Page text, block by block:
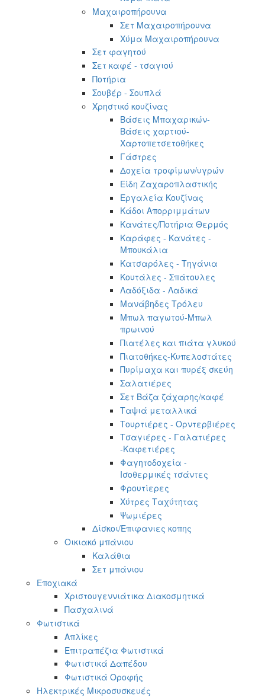
Μαχαιροπήρουνα
Σετ Μαχαιροπήρουνα
Χύμα Μαχαιροπήρουνα
Σετ φαγητού
Σετ καφέ - τσαγιού
Ποτήρια
Σουβέρ - Σουπλά
Χρηστικό κουζίνας
Βάσεις Μπαχαρικών-
Βάσεις χαρτιού-
Χαρτοπετσετοθήκες
Γάστρες
Δοχεία τροφίμων/υγρών
Είδη Ζαχαροπλαστικής
Εργαλεία Κουζίνας
Κάδοι Απορριμμάτων
Κανάτες/Ποτήρια Θερμός
Καράφες - Κανάτες -
Μπουκάλια
Κατσαρόλες - Τηγάνια
Κουτάλες - Σπάτουλες
Λαδόξιδα - Λαδικά
Μανάβηδες Τρόλευ
Μπωλ παγωτού-Μπωλ
πρωινού
Πιατέλες και πιάτα γλυκού
Πιατοθήκες-Κυπελοστάτες
Πυρίμαχα και πυρέξ σκεύη
Σαλατιέρες
Σετ Βάζα ζάχαρης/καφέ
Ταψιά μεταλλικά
Τουρτιέρες - Ορντερβιέρες
Τσαγιέρες - Γαλατιέρες
-Καφετιέρες
Φαγητοδοχεία -
Ισοθερμικές τσάντες
Φρουτίερες
Χύτρες Ταχύτητας
Ψωμιέρες
Δίσκοι/Επιφανιες κοπης
Οικιακό μπάνιου
Καλάθια
Σετ μπάνιου
Εποχιακά
Χριστουγεννιάτικα Διακοσμητικά
Πασχαλινά
Φωτιστικά
Απλίκες
Επιτραπέζια Φωτιστικά
Φωτιστικά Δαπέδου
Φωτιστικά Οροφής
Ηλεκτρικές Μικροσυσκευές